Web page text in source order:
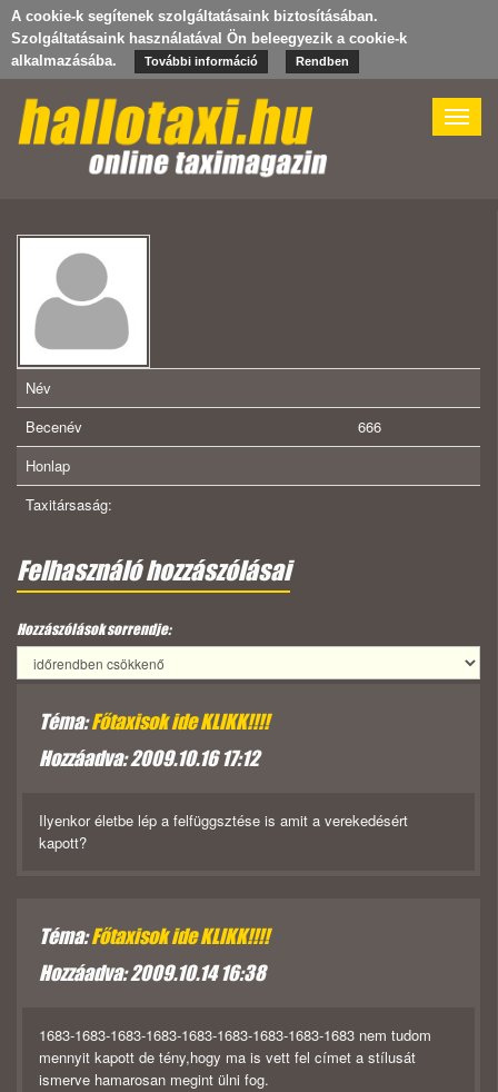
A cookie-k segítenek szolgáltatásaink biztosításában.
Szolgáltatásaink használatával Ön beleegyezik a cookie-k
alkalmazásába.
További információ Rendben
Toggle
Név
Becenév
666
Honlap
Taxitársaság:
Felhasználó hozzászólásai
Hozzászólások sorrendje:
Téma:Főtaxisok ide KLIKK!!!!
Hozzáadva: 2009.10.16 17:12
Ilyenkor életbe lép a felfüggsztése is amit a verekedésért
kapott?
Téma:Főtaxisok ide KLIKK!!!!
Hozzáadva: 2009.10.14 16:38
1683-1683-1683-1683-1683-1683-1683-1683-1683 nem tudom
mennyit kapott de tény,hogy ma is vett fel címet a stílusát
ismerve hamarosan megint ülni fog.